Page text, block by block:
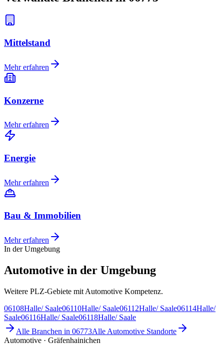
Mittelstand
Mehr erfahren
Konzerne
Mehr erfahren
Energie
Mehr erfahren
Bau & Immobilien
Mehr erfahren
In der Umgebung
Automotive in der Umgebung
Weitere PLZ-Gebiete mit Automotive Kompetenz.
06108Halle/ Saale06110Halle/ Saale06112Halle/ Saale06114Halle/
Saale06116Halle/ Saale06118Halle/ Saale
Alle Branchen in 06773Alle Automotive Standorte
Automotive · Gräfenhainichen